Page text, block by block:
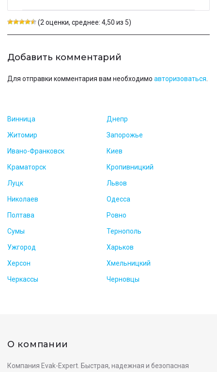
Винница Днепр
Житомир Запорожье
Ивано-Франковск Киев
Краматорск Кропивницкий
Луцк Львов
Николаев Одесса
Полтава Ровно
Сумы Тернополь
Ужгород Харьков
Херсон Хмельницкий
Черкассы Черновцы
(2 оценки, среднее: 4,50 из 5)
Добавить комментарий
Для отправки комментария вам необходимо авторизоваться
О компании
Компания Evak-Expert. Быстрая, надежная и безопасная